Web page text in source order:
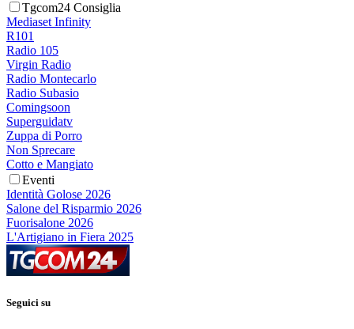
Tgcom24 Consiglia
Mediaset Infinity
R101
Radio 105
Virgin Radio
Radio Montecarlo
Radio Subasio
Comingsoon
Superguidatv
Zuppa di Porro
Non Sprecare
Cotto e Mangiato
Eventi
Identità Golose 2026
Salone del Risparmio 2026
Fuorisalone 2026
L'Artigiano in Fiera 2025
Seguici su